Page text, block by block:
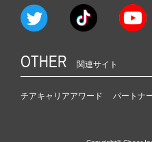
OTHER 関連サイト
チアキャリアアワード パートナ